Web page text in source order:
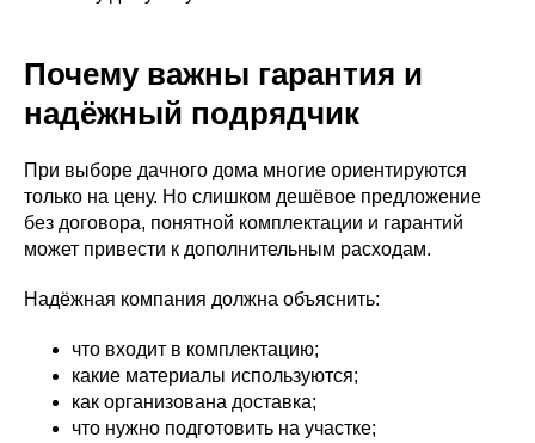
Почему важны гарантия и
надёжный подрядчик
При выборе дачного дома многие ориентируются
только на цену. Но слишком дешёвое предложение
без договора, понятной комплектации и гарантий
может привести к дополнительным расходам.
Надёжная компания должна объяснить:
что входит в комплектацию;
какие материалы используются;
как организована доставка;
что нужно подготовить на участке;